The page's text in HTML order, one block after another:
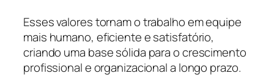
Esses valores tornam o trabalho em equipe
mais humano, eficiente e satisfatório,
criando uma base sólida para o crescimento
profissional e organizacional a longo prazo.